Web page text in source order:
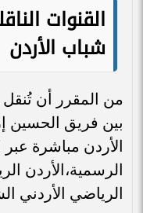
القنوات
شباب الأردن
من المقرر أن
بين فريق الحسين
الأردن مباشرة عبر
الرسمية،الأردن
الرياضي الأردني